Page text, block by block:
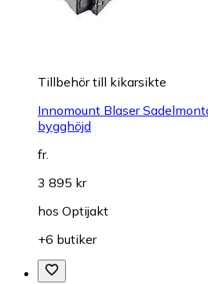
Tillbehör till kikarsikte
Innomount Blaser
bygghöjd
fr.
3 895 kr
hos Optijakt
+6 butiker